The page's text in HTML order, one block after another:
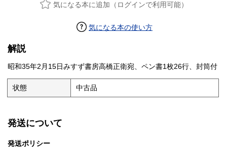
気になる本に追加（ログインで利用可能）
気になる本の使い方
解説
昭和35年2月15日みすず書房高橋正衛宛、ペン書1枚26行、封筒付
状態 中古品
発送について
発送ポリシー